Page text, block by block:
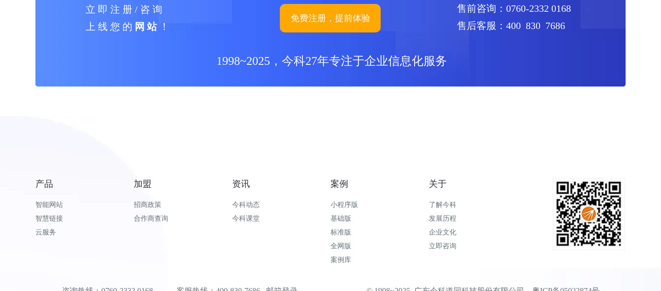
售前咨询：0760-2332 0168
售后客服：400 830 7686
1998~2025，今科27年专注于企业信息化服务
立 即 注 册 / 咨 询
上 线 您 的 网 站！
免费注册，提前体验
产品
智能网站
智慧链接
云服务
加盟
招商政策
合作商查询
资讯
今科动态
今科课堂
案例
小程序版
基础版
标准版
全网版
案例库
关于
了解今科
发展历程
企业文化
立即咨询